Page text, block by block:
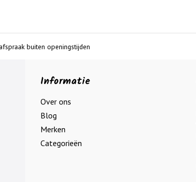
buiten openingstijden
Informatie
Over ons
Blog
Merken
Categorieën